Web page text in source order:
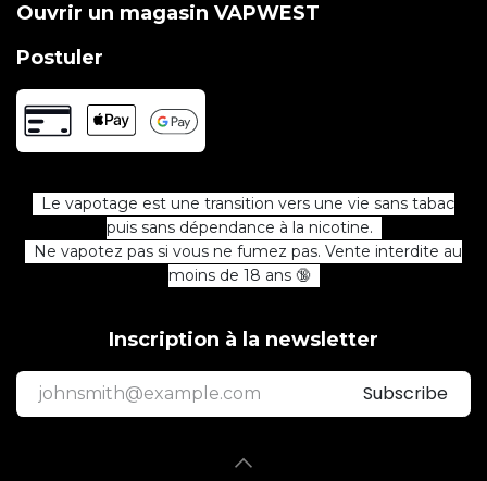
Ouvrir un magasin VAPWEST
Postuler
Le vapotage est une transition vers une vie sans tabac
puis sans dépendance à la nicotine.
Ne vapotez pas si vous ne fumez pas. Vente interdite au
moins de 18 ans 🔞
Inscription à la newsletter
Subscribe